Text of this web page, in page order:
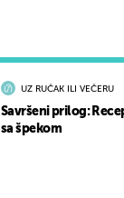
UZ RUČAK ILI VEČERU
Savršeni prilog:
sa špekom